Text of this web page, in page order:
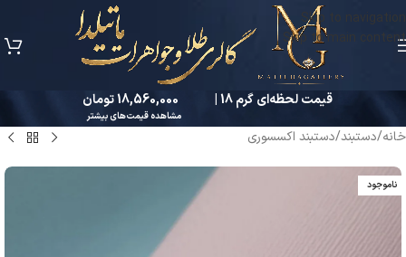
Skip to navigation
Skip to main content
قیمت لحظه‌ای گرم 18 | 18,560,000 تومان
مشاهده قیمت‌های بیشتر
خانه/دستبند/دستبند اکسسوری
ناموجود